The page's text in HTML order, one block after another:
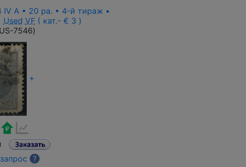
IV A • 20 pa. • 4-й тираж •
Used VF( кат.- € 3 )
US-7546)
+
?